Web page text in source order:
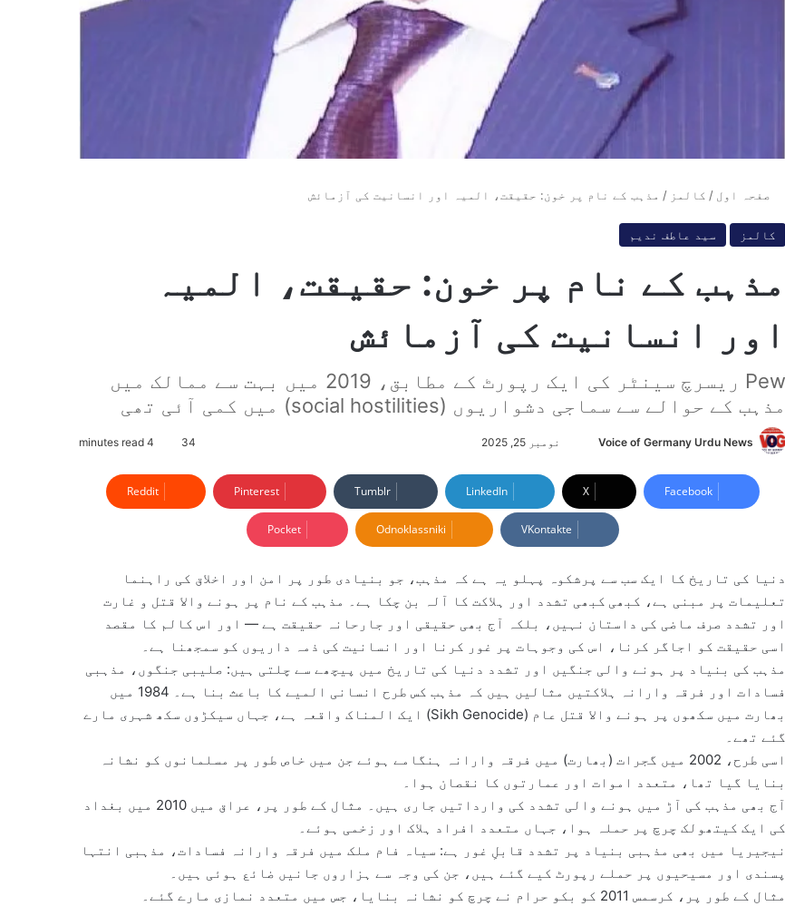
صفحہ اول / کالمز / مذہب کے نام پر خون: حقیقت، المیہ اور انسانیت کی آزمائش
کالمز سید عاطف ندیم
مذہب کے نام پر خون: حقیقت، المیہ
اور انسانیت کی آزمائش
Pew ریسرچ سینٹر کی ایک رپورٹ کے مطابق، 2019 میں بہت سے ممالک میں
مذہب کے حوالے سے سماجی دشواریوں (social hostilities) میں کمی آئی تھی
Voice of Germany Urdu News
n
d
n
نومبر 25, 2025 34
Facebook
X
LinkedIn
Tumblr
Pinterest
Reddit
VKontakte
Odnoklassniki
Pocket
دنیا کی تاریخ کا ایک سب سے پرشکوہ پہلو یہ ہے کہ مذہب، جو بنیادی طور پر امن اور اخلاق کی راہنما
تعلیمات پر مبنی ہے، کبھی کبھی تشدد اور ہلاکت کا آلہ بن چکا ہے۔ مذہب کے نام پر ہونے والا قتل و غارت
اور تشدد صرف ماضی کی داستان نہیں، بلکہ آج بھی حقیقی اور جارحانہ حقیقت ہے — اور اس کالم کا مقصد
اسی حقیقت کو اجاگر کرنا، اس کی وجوہات پر غور کرنا اور انسانیت کی ذمہ داریوں کو سمجھنا ہے۔
مذہب کی بنیاد پر ہونے والی جنگیں اور تشدد دنیا کی تاریخ میں پیچھے سے چلتی ہیں: صلیبی جنگوں، مذہبی
فسادات اور فرقہ وارانہ ہلاکتیں مثالیں ہیں کہ مذہب کس طرح انسانی المیے کا باعث بنا ہے۔ 1984 میں
بھارت میں سکھوں پر ہونے والا قتل عام (Sikh Genocide) ایک المناک واقعہ ہے، جہاں سیکڑوں سکھ شہری مارے
گئے تھے۔
اسی طرح، 2002 میں گجرات (بھارت) میں فرقہ وارانہ ہنگامے ہوئے جن میں خاص طور پر مسلمانوں کو نشانہ
بنایا گیا تھا، متعدد اموات اور عمارتوں کا نقصان ہوا۔
آج بھی مذہب کی آڑ میں ہونے والی تشدد کی وارداتیں جاری ہیں۔ مثال کے طور پر، عراق میں 2010 میں بغداد
کی ایک کیتھولک چرچ پر حملہ ہوا، جہاں متعدد افراد ہلاک اور زخمی ہوئے۔
نیجیریا میں بھی مذہبی بنیاد پر تشدد قابلِ غور ہے: سیاہ فام ملک میں فرقہ وارانہ فسادات، مذہبی‌ انتہا
پسندی اور مسیحیوں پر حملے رپورٹ کیے گئے ہیں، جن کی وجہ سے ہزاروں جانیں ضائع ہوئی ہیں۔
مثال کے طور پر، کرسمس 2011 کو بکو حرام نے چرچ کو نشانہ بنایا، جس میں متعدد نمازی مارے گئے۔